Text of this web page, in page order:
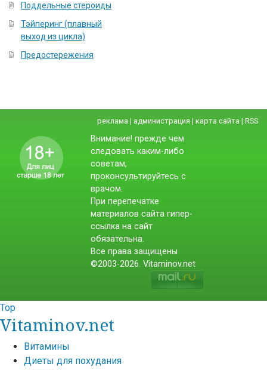
Поддельные стероиды
Тэйперинг (плавный
выход из цикла)
Предостережения
реклама | администрация | карта сайта | RSS
Внимание! прежде чем
следовать каким-либо
советам,
проконсультируйтесь с
врачом.
При перепечатке
материалов сайта гипер-
ссылка на сайт
обязательна.
Все права защищены
©2003-2026. Vitaminov.net
Top
Vitaminov.net
Витамины
Диеты для похудания